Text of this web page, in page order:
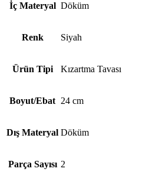
İç Materyal Döküm
Renk Siyah
Ürün Tipi Kızartma Tavası
Boyut/Ebat 24 cm
Dış Materyal Döküm
Parça Sayısı 2